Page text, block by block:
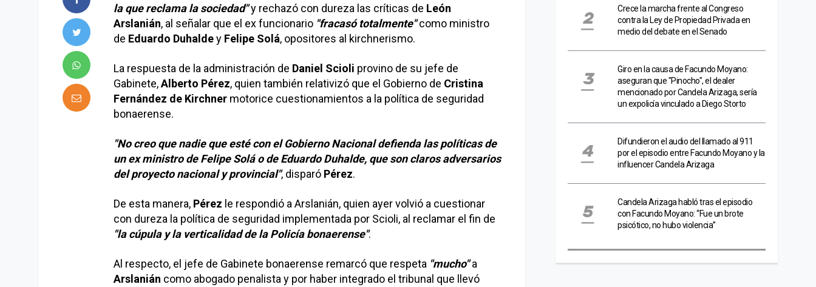
la que reclama la sociedad"y rechazó con dureza las críticas de León
Arslanián, al señalar que el ex funcionario "fracasó totalmente"como ministro
de Eduardo Duhaldey Felipe Solá, opositores al kirchnerismo.
La respuesta de la administración de Daniel Scioli provino de su jefe de
Gabinete,Alberto Pérez, quien también relativizó que el Gobierno de Cristina
Fernández de Kirchner motorice cuestionamientos a la política de seguridad
bonaerense.
"No creo que nadie que esté con el Gobierno Nacional defienda las políticas de
un ex ministro de Felipe Solá o de Eduardo Duhalde, que son claros adversarios
del proyecto nacional y provincial", disparó Pérez.
De esta manera, Pérez le respondió a Arslanián, quien ayer volvió a cuestionar
con dureza la política de seguridad implementada por Scioli, al reclamar el fin de
"la cúpula y la verticalidad de la Policía bonaerense".
Al respecto, el jefe de Gabinete bonaerense remarcó que respeta "mucho"a
Arslanián como abogado penalista y por haber integrado el tribunal que llevó
Crece la marcha frente al Congreso
contra la Ley de Propiedad Privada en
medio del debate en el Senado
Giro en la causa de Facundo Moyano:
aseguran que "Pinocho", el dealer
mencionado por Candela Arizaga, sería
un expolicía vinculado a Diego Storto
Difundieron el audio del llamado al 911
por el episodio entre Facundo Moyano y la
influencer Candela Arizaga
Candela Arizaga habló tras el episodio
con Facundo Moyano: “Fue un brote
psicótico, no hubo violencia”